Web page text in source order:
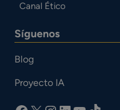
Canal Ético
Síguenos
Blog
Proyecto IA